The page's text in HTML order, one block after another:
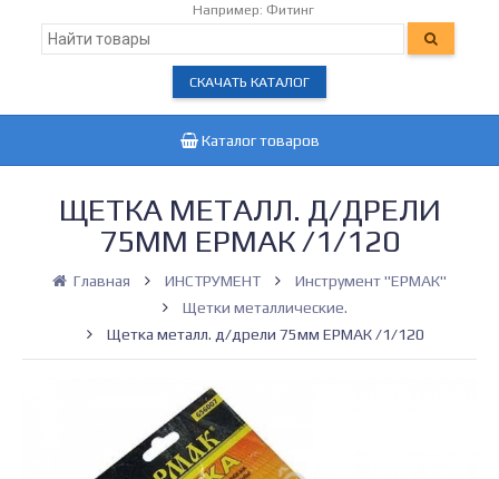
Например: Фитинг
СКАЧАТЬ КАТАЛОГ
Каталог товаров
ЩЕТКА МЕТАЛЛ. Д/ДРЕЛИ
75ММ ЕРМАК /1/120
Главная ИНСТРУМЕНТ
Инструмент "ЕРМАК"
Щетки металлические.
Щетка металл. д/дрели 75мм ЕРМАК /1/120